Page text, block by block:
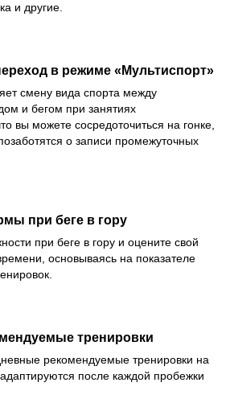
и другие.
в режиме «Мультиспорт»
смену вида спорта между
и бегом при занятиях
вы можете сосредоточиться на гонке,
о записи промежуточных
при беге в гору
при беге в гору и оцените свой
основываясь на показателе
тренировки
рекомендуемые тренировки на
после каждой пробежки